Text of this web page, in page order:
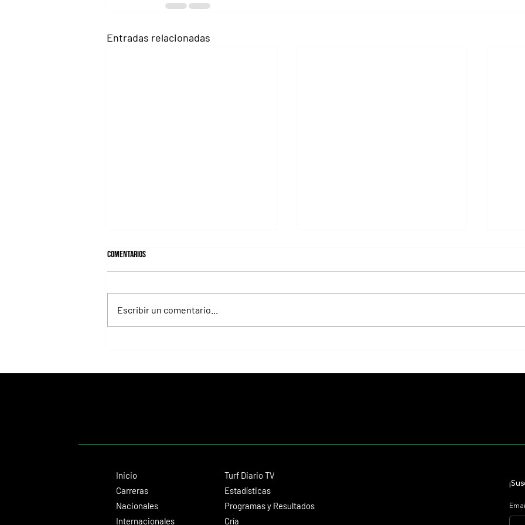
Entradas relacionadas
Comentarios
Escribir un comentario...
Inicio
Carreras
Nacionales
Internacionales
Turf Diario TV
Estadísticas
Programas y Resultados
Cría
Email